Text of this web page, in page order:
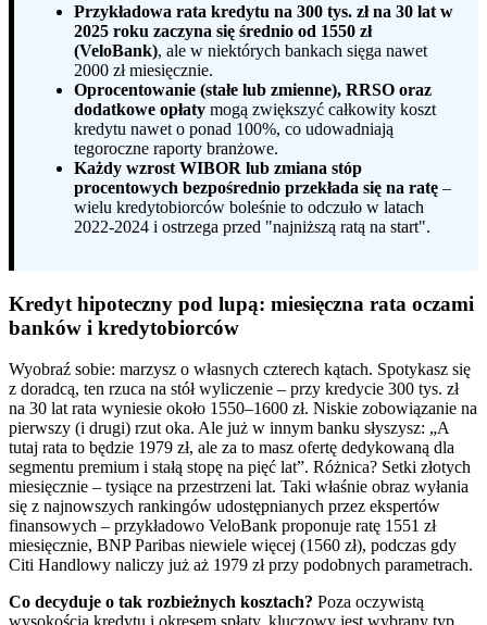
Przykładowa rata kredytu na 300 tys. zł na 30 lat w
2025 roku zaczyna się średnio od 1550 zł
(VeloBank), ale w niektórych bankach sięga nawet
2000 zł miesięcznie.
Oprocentowanie (stałe lub zmienne), RRSO oraz
dodatkowe opłaty mogą zwiększyć całkowity koszt
kredytu nawet o ponad 100%, co udowadniają
tegoroczne raporty branżowe.
Każdy wzrost WIBOR lub zmiana stóp
procentowych bezpośrednio przekłada się na ratę –
wielu kredytobiorców boleśnie to odczuło w latach
2022-2024 i ostrzega przed "najniższą ratą na start".
Kredyt hipoteczny pod lupą: miesięczna rata oczami
banków i kredytobiorców
Wyobraź sobie: marzysz o własnych czterech kątach. Spotykasz się
z doradcą, ten rzuca na stół wyliczenie – przy kredycie 300 tys. zł
na 30 lat rata wyniesie około 1550–1600 zł. Niskie zobowiązanie na
pierwszy (i drugi) rzut oka. Ale już w innym banku słyszysz: „A
tutaj rata to będzie 1979 zł, ale za to masz ofertę dedykowaną dla
segmentu premium i stałą stopę na pięć lat”. Różnica? Setki złotych
miesięcznie – tysiące na przestrzeni lat. Taki właśnie obraz wyłania
się z najnowszych rankingów udostępnianych przez ekspertów
finansowych – przykładowo VeloBank proponuje ratę 1551 zł
miesięcznie, BNP Paribas niewiele więcej (1560 zł), podczas gdy
Citi Handlowy naliczy już aż 1979 zł przy podobnych parametrach.
Co decyduje o tak rozbieżnych kosztach? Poza oczywistą